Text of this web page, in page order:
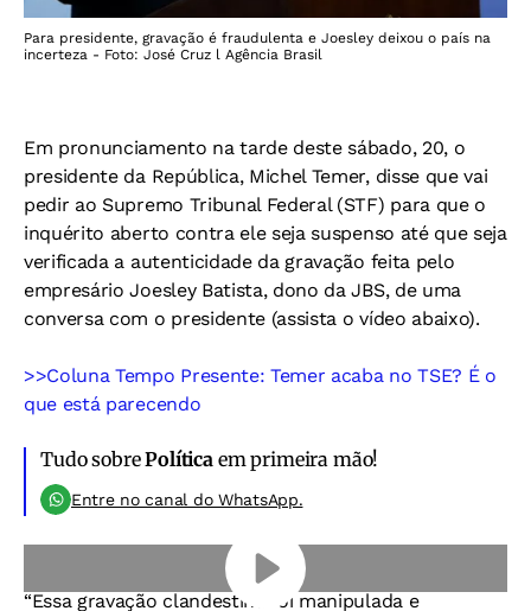
Para presidente, gravação é fraudulenta e Joesley deixou o país na
incerteza - Foto: José Cruz l Agência Brasil
Em pronunciamento na tarde deste sábado, 20, o
presidente da República, Michel Temer, disse que vai
pedir ao Supremo Tribunal Federal (STF) para que o
inquérito aberto contra ele seja suspenso até que seja
verificada a autenticidade da gravação feita pelo
empresário Joesley Batista, dono da JBS, de uma
conversa com o presidente (assista o vídeo abaixo).
>>Coluna Tempo Presente: Temer acaba no TSE? É o
que está parecendo
Tudo sobrePolíticaem primeira mão!
Entre no canal do WhatsApp.
“Essa gravação clandestina foi manipulada e